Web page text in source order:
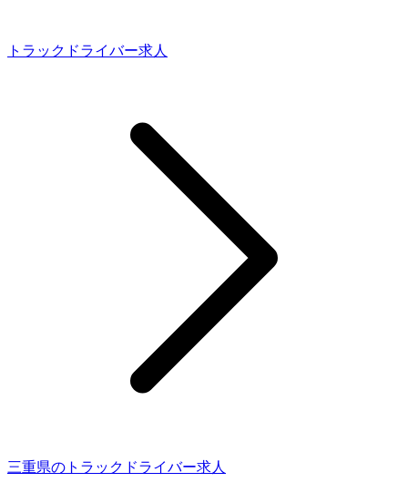
トラックドライバー求人
三重県のトラックドライバー求人